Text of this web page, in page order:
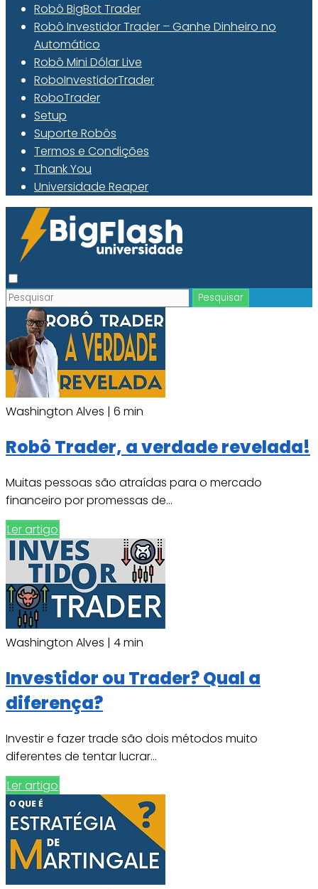
Robô BigBot Trader
Robô Investidor Trader – Ganhe Dinheiro no
Automático
Robô Mini Dólar Live
RoboInvestidorTrader
RoboTrader
Setup
Suporte Robôs
Termos e Condições
Thank You
Universidade Reaper
Washington Alves | 6 min
Robô Trader, a verdade revelada!
Muitas pessoas são atraídas para o mercado
financeiro por promessas de...
Ler artigo
Washington Alves | 4 min
Investidor ou Trader? Qual a
diferença?
Investir e fazer trade são dois métodos muito
diferentes de tentar lucrar...
Ler artigo